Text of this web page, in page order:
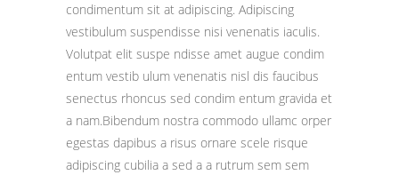
condimentum sit at adipiscing. Adipiscing
vestibulum suspendisse nisi venenatis iaculis.
Volutpat elit suspe ndisse amet augue condim
entum vestib ulum venenatis nisl dis faucibus
senectus rhoncus sed condim entum gravida et
a nam.Bibendum nostra commodo ullamc orper
egestas dapibus a risus ornare scele risque
adipiscing cubilia a sed a a rutrum sem sem